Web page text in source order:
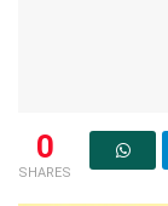
0
SHARES